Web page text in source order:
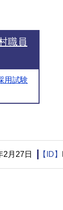
職員
用試験
2月27日 【ID】